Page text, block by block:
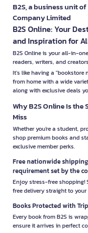
B2S, a business unit
Company Limited
B2S Online: Your
and Inspiration for
B2S Online is your all-in-
readers, writers, and
It’s like having a
from home with a wide
along with exclusive deals
Why B2S Online Is
Miss
Whether you're a student,
shop premium books and
exclusive member perks.
Free nationwide
requirement set by the
Enjoy stress-free shopping!
free delivery straight to your
Books Protected with
Every book from B2S is
ensure it arrives in perfect